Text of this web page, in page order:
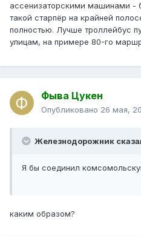
ассенизаторскими машинами -
такой старпёр на крайней
полностью. Лучше троллейбус
улицам, на примере 80-го
Фыва Цукен
Опубликовано 26 мая,
Железнодорожник
Я бы соединил
каким образом?